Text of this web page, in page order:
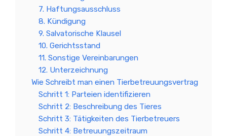
7. Haftungsausschluss
8. Kündigung
9. Salvatorische Klausel
10. Gerichtsstand
11. Sonstige Vereinbarungen
12. Unterzeichnung
Wie Schreibt man einen Tierbetreuungsvertrag
Schritt 1: Parteien identifizieren
Schritt 2: Beschreibung des Tieres
Schritt 3: Tätigkeiten des Tierbetreuers
Schritt 4: Betreuungszeitraum